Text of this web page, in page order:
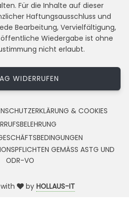
Für die Inhalte auf dieser
Haftungsausschluss und
Bearbeitung, Vervielfältigung,
Wiedergabe ist ohne
nicht erlaubt.
WIDERRUFEN
& COOKIES
GEMÄSS ASTG UND
ODR-VO
by HOLLAUS-IT